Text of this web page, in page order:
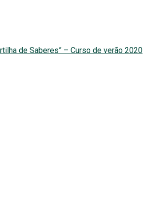
de Saberes” – Curso de verão 2020